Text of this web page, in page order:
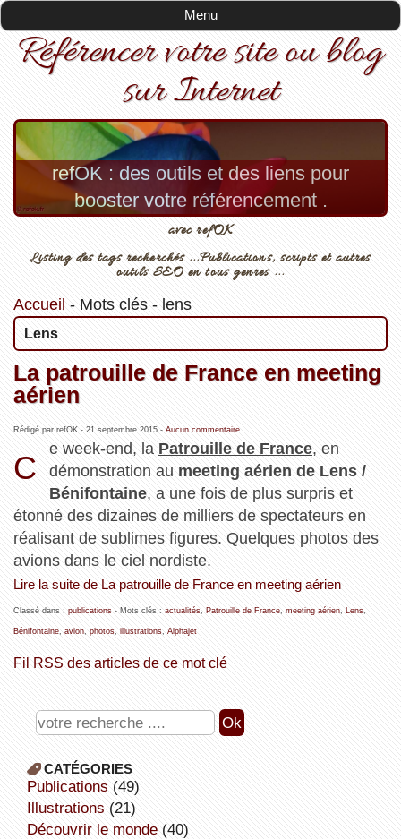
Menu
Référencer votre site ou blog
sur Internet
refOK : des outils et des liens pour
booster votre référencement .
avec refOK
Listing des tags recherchés ...Publications, scripts et autres
outils SEO en tous genres ...
Accueil - Mots clés- lens
Lens
La patrouille de France en meeting
aérien
Rédigé par refOK - 21 septembre 2015- Aucun commentaire
C
e week-end, la Patrouille de France, en
démonstration au meeting aérien de Lens /
Bénifontaine, a une fois de plus surpris et
étonné des dizaines de milliers de spectateurs en
réalisant de sublimes figures. Quelques photos des
avions dans le ciel nordiste.
Lire la suite de La patrouille de France en meeting aérien
Classé dans : publications- Mots clés : actualités, Patrouille de France, meeting aérien, Lens,
Bénifontaine, avion, photos, illustrations, Alphajet
Fil RSS des articles de ce mot clé
CATÉGORIES
publications (49)
illustrations (21)
découvrir le monde(40)